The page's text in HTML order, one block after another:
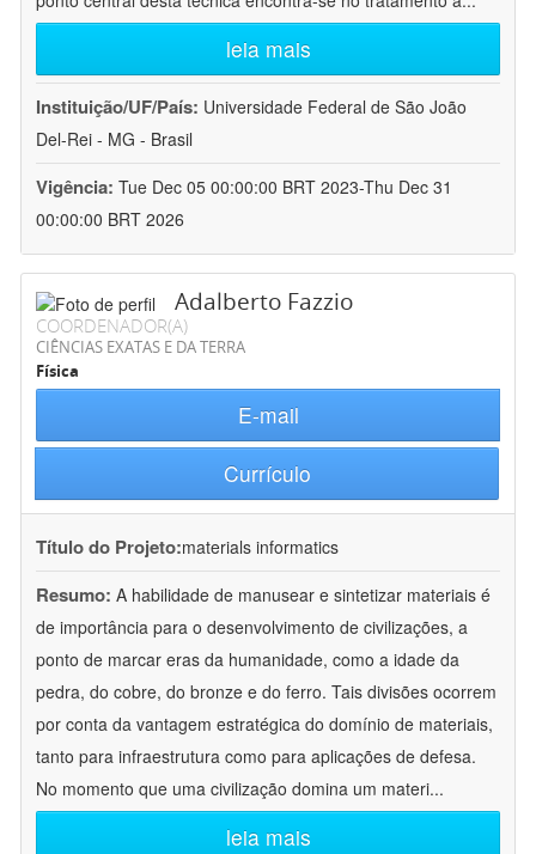
leia mais
Instituição/UF/País: Universidade Federal de São João
Del-Rei - MG - Brasil
Vigência: Tue Dec 05 00:00:00 BRT 2023-Thu Dec 31
00:00:00 BRT 2026
Adalberto Fazzio
COORDENADOR(A)
CIÊNCIAS EXATAS E DA TERRA
Física
E-mail
Currículo
Título do Projeto:materials informatics
Resumo: A habilidade de manusear e sintetizar materiais é
de importância para o desenvolvimento de civilizações, a
ponto de marcar eras da humanidade, como a idade da
pedra, do cobre, do bronze e do ferro. Tais divisões ocorrem
por conta da vantagem estratégica do domínio de materiais,
tanto para infraestrutura como para aplicações de defesa.
No momento que uma civilização domina um materi...
leia mais